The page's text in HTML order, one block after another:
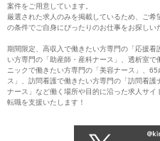
案件をご用意しています。
厳選された求人のみを掲載しているため、ご
の条件でご自身にぴったりのお仕事をお探しい
期間限定、高収入で働きたい方専門の「応援
い方専門の「助産師・産科ナース」、透析室
ニックで働きたい方専門の「美容ナース」、
ス」、訪問看護で働きたい方専門の「訪問看
ナース」など働く場所や目的に沿った求人サ
転職を支援いたします！